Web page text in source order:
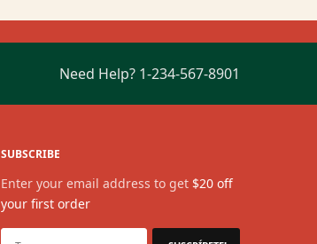
Need Help?1-234-567-8901
SUBSCRIBE
Enter your email address to get $20 off
your first order